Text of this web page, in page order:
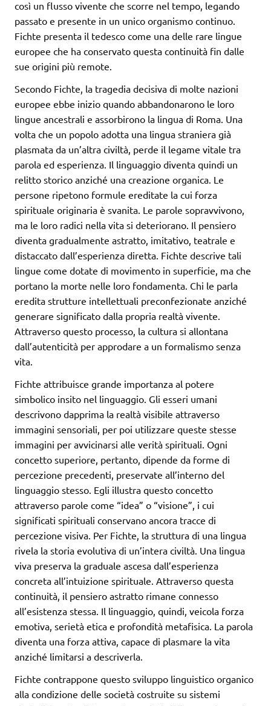
così un flusso vivente che scorre nel tempo, legando
passato e presente in un unico organismo continuo.
Fichte presenta il tedesco come una delle rare lingue
europee che ha conservato questa continuità fin dalle
sue origini più remote.
Secondo Fichte, la tragedia decisiva di molte nazioni
europee ebbe inizio quando abbandonarono le loro
lingue ancestrali e assorbirono la lingua di Roma. Una
volta che un popolo adotta una lingua straniera già
plasmata da un’altra civiltà, perde il legame vitale tra
parola ed esperienza. Il linguaggio diventa quindi un
relitto storico anziché una creazione organica. Le
persone ripetono formule ereditate la cui forza
spirituale originaria è svanita. Le parole sopravvivono,
ma le loro radici nella vita si deteriorano. Il pensiero
diventa gradualmente astratto, imitativo, teatrale e
distaccato dall’esperienza diretta. Fichte descrive tali
lingue come dotate di movimento in superficie, ma che
portano la morte nelle loro fondamenta. Chi le parla
eredita strutture intellettuali preconfezionate anziché
generare significato dalla propria realtà vivente.
Attraverso questo processo, la cultura si allontana
dall’autenticità per approdare a un formalismo senza
vita.
Fichte attribuisce grande importanza al potere
simbolico insito nel linguaggio. Gli esseri umani
descrivono dapprima la realtà visibile attraverso
immagini sensoriali, per poi utilizzare queste stesse
immagini per avvicinarsi alle verità spirituali. Ogni
concetto superiore, pertanto, dipende da forme di
percezione precedenti, preservate all’interno del
linguaggio stesso. Egli illustra questo concetto
attraverso parole come “idea” o “visione”, i cui
significati spirituali conservano ancora tracce di
percezione visiva. Per Fichte, la struttura di una lingua
rivela la storia evolutiva di un’intera civiltà. Una lingua
viva preserva la graduale ascesa dall’esperienza
concreta all’intuizione spirituale. Attraverso questa
continuità, il pensiero astratto rimane connesso
all’esistenza stessa. Il linguaggio, quindi, veicola forza
emotiva, serietà etica e profondità metafisica. La parola
diventa una forza attiva, capace di plasmare la vita
anziché limitarsi a descriverla.
Fichte contrappone questo sviluppo linguistico organico
alla condizione delle società costruite su sistemi